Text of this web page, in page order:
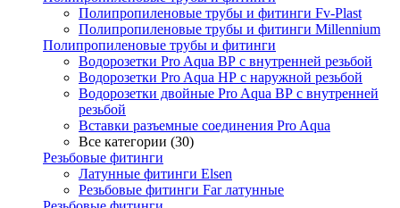
Полипропиленовые трубы и фитинги Fv-Plast
Полипропиленовые трубы и фитинги Millennium
Полипропиленовые трубы и фитинги
Водорозетки Pro Aqua ВР с внутренней резьбой
Водорозетки Pro Aqua НР с наружной резьбой
Водорозетки двойные Pro Aqua ВР с внутренней
резьбой
Вставки разъемные соединения Pro Aqua
Все категории (30)
Резьбовые фитинги
Латунные фитинги Elsen
Резьбовые фитинги Far латунные